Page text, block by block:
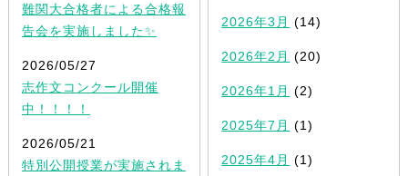
難関大合格者による合格報
告会を実施しました✨
2026/05/27
志作文コンクール開催
中！！！！
2026/05/21
特別公開授業が実施されま
2026年3月 (14)
2026年2月 (20)
2026年1月 (2)
2025年7月 (1)
2025年4月 (1)